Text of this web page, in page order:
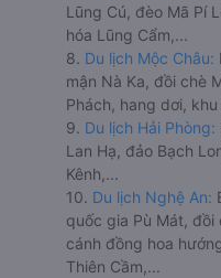
Lũng Cú, đèo Mã Pí
hóa Lũng Cẩm,...
8. Du lịch Mộc Châu:
mận Nà Ka, đồi chè
Phách, hang dơi,
9. Du lịch Hải Phòng:
Lan Hạ, đảo Bạch
Kênh,...
10. Du lịch Nghệ An:
quốc gia Pù Mát, đồi
cánh đồng hoa
Thiên Cầm,...